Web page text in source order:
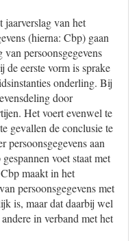
van het
(hierna: Cbp) gaan
persoonsgegevens
eerste vorm is sprake
onderling. Bij
door
Het voert evenwel te
gevallen de conclusie te
persoonsgegevens aan
voet staat met
maakt in het
persoonsgegevens met
is, maar dat daarbij wel
in verband met het